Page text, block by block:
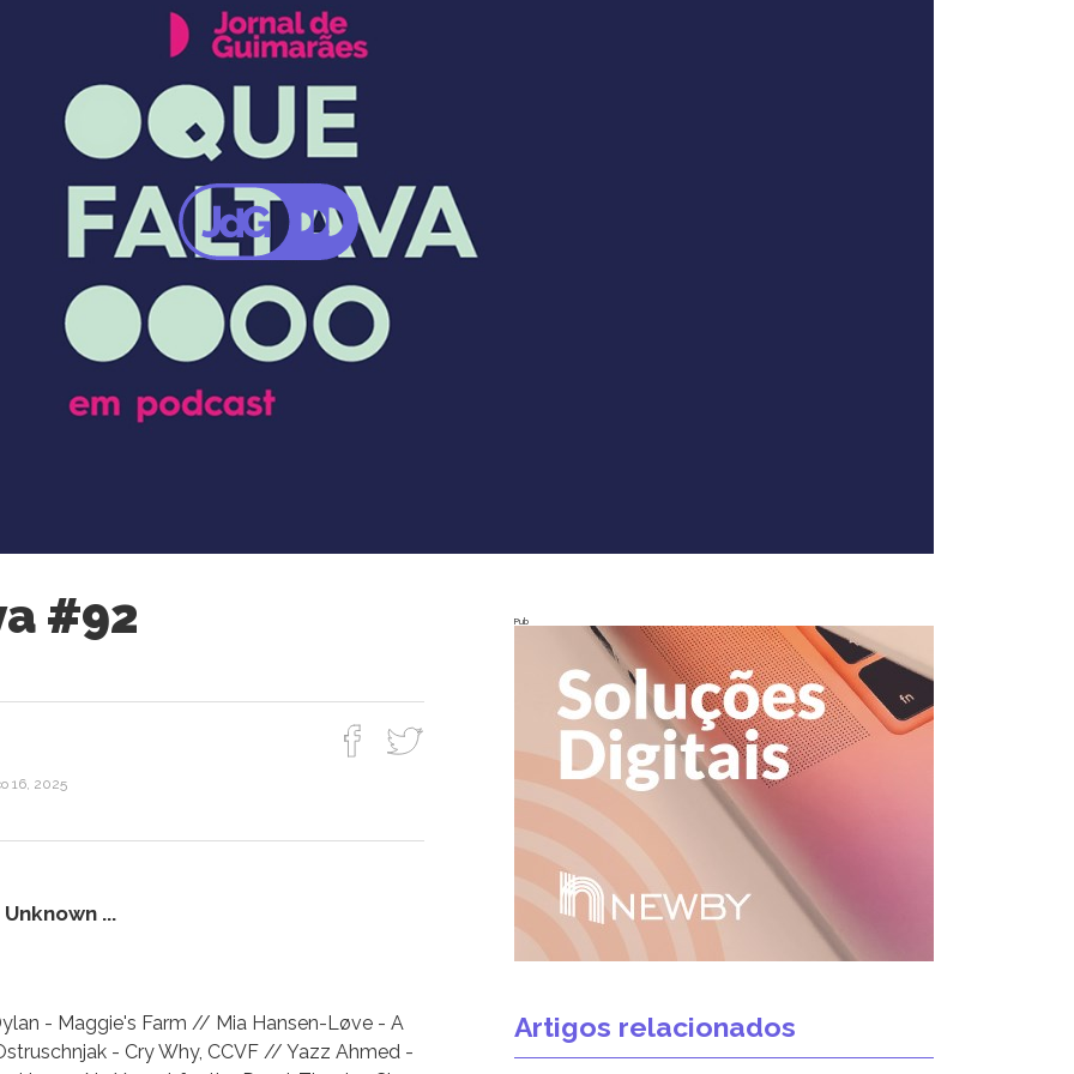
#92
16, 2025
...
- Maggie's Farm // Mia Hansen-Løve - A
- Cry Why, CCVF // Yazz Ahmed -
Pub
Artigos relacionados